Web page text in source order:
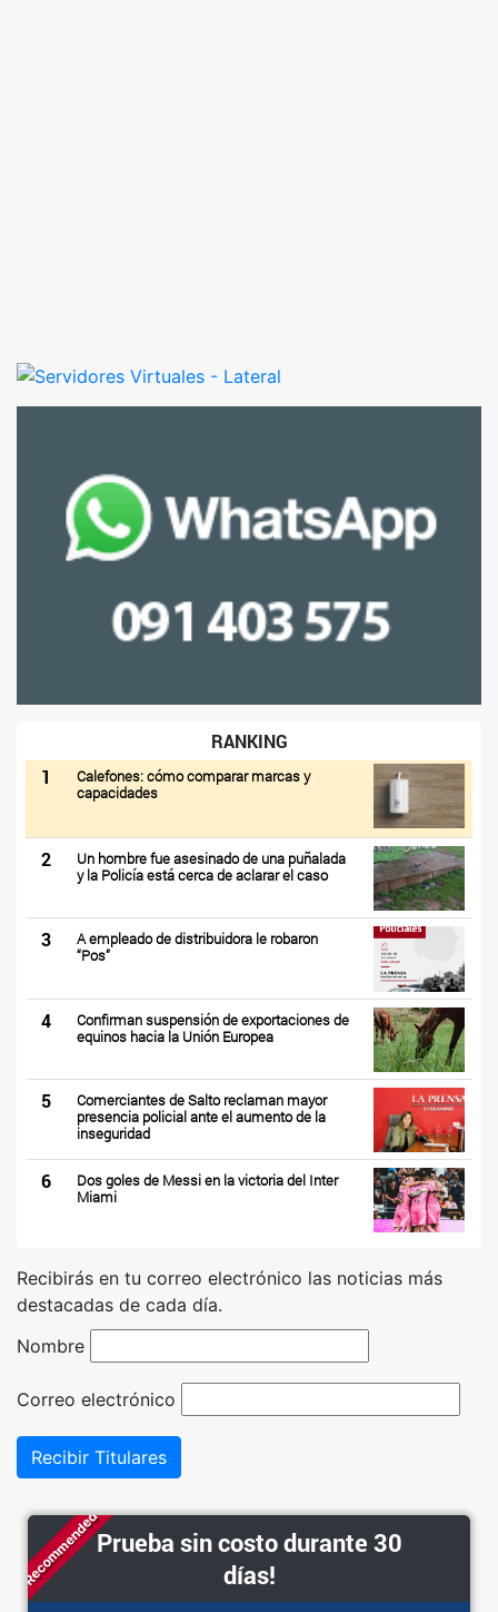
RANKING
1
Calefones: cómo comparar marcas y
capacidades
2
Un hombre fue asesinado de una puñalada
y la Policía está cerca de aclarar el caso
3
A empleado de distribuidora le robaron
“Pos”
4
Confirman suspensión de exportaciones de
equinos hacia la Unión Europea
5
Comerciantes de Salto reclaman mayor
presencia policial ante el aumento de la
inseguridad
6
Dos goles de Messi en la victoria del Inter
Miami
Recibirás en tu correo electrónico las noticias más
destacadas de cada día.
Nombre
Correo electrónico
Recibir Titulares
RecommendedPrueba sin costo durante 30
días!